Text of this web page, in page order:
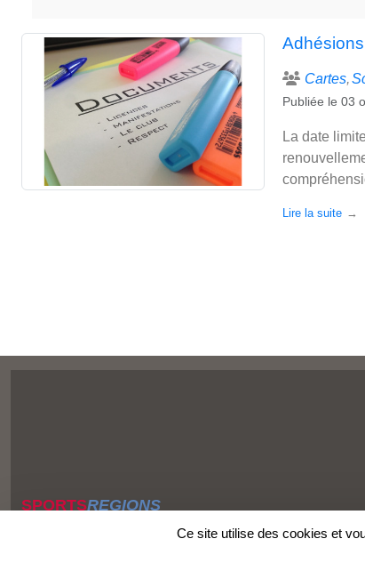
Cartes
Publiée le03
La date
Lire la suite
SPORTSREGIONS
Ce site utilise des cookies et